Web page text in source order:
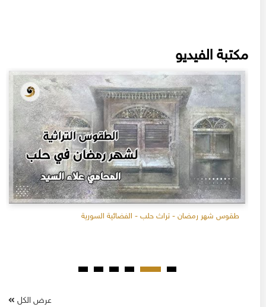
مكتبة الفيديو
طقوس شهر رمضان - تراث حلب - الفضائية السورية
عرض الكل